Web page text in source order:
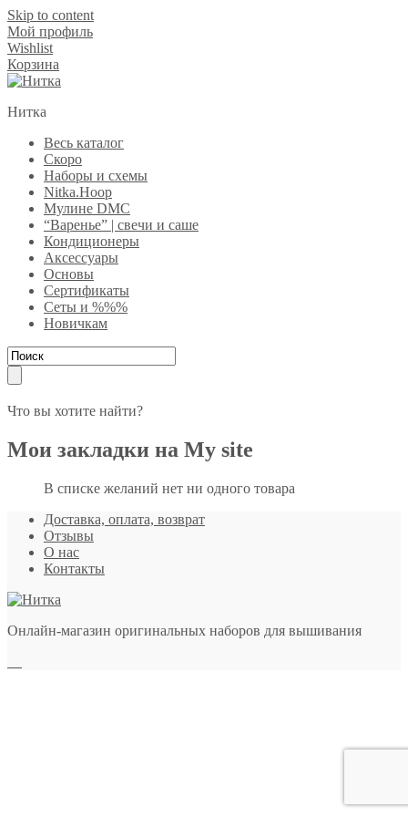
Skip to content
Мой профиль
Wishlist
Корзина
Нитка
Весь каталог
Скоро
Наборы и схемы
Nitka.Hoop
Мулине DMC
“Варенье” | свечи и саше
Кондиционеры
Аксессуары
Основы
Сертификаты
Сеты и %%%
Новичкам
Что вы хотите найти?
Мои закладки на My site
В списке желаний нет ни одного товара
Доставка, оплата, возврат
Отзывы
О нас
Контакты
Онлайн-магазин оригинальных наборов для вышивания